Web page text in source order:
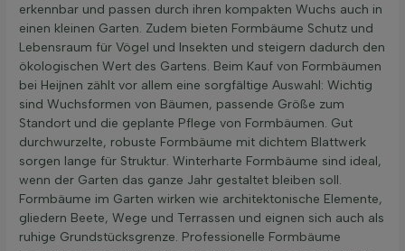
erkennbar und passen durch ihren kompakten Wuchs auch in
einen kleinen Garten. Zudem bieten Formbäume Schutz und
Lebensraum für Vögel und Insekten und steigern dadurch den
ökologischen Wert des Gartens. Beim Kauf von Formbäumen
bei Heijnen zählt vor allem eine sorgfältige Auswahl: Wichtig
sind Wuchsformen von Bäumen, passende Größe zum
Standort und die geplante Pflege von Formbäumen. Gut
durchwurzelte, robuste Formbäume mit dichtem Blattwerk
sorgen lange für Struktur. Winterharte Formbäume sind ideal,
wenn der Garten das ganze Jahr gestaltet bleiben soll.
Formbäume im Garten wirken wie architektonische Elemente,
gliedern Beete, Wege und Terrassen und eignen sich auch als
ruhige Grundstücksgrenze. Professionelle Formbäume